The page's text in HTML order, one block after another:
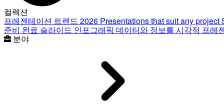
컬렉션
프레젠테이션 트렌드 2026 Presentations that suit any project
준비 완료 슬라이드 인포그래픽 데이터와 정보를 시각적 프레
분야